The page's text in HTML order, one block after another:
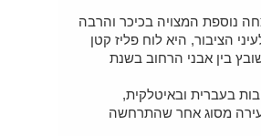
נוספת המצויה בכיכר והרבה
הציבור, היא לוח פליז קטן
בין אבני הרחוב בשנת
בעברית ובאיטלקית,
מסוג אחר שהתרחשה